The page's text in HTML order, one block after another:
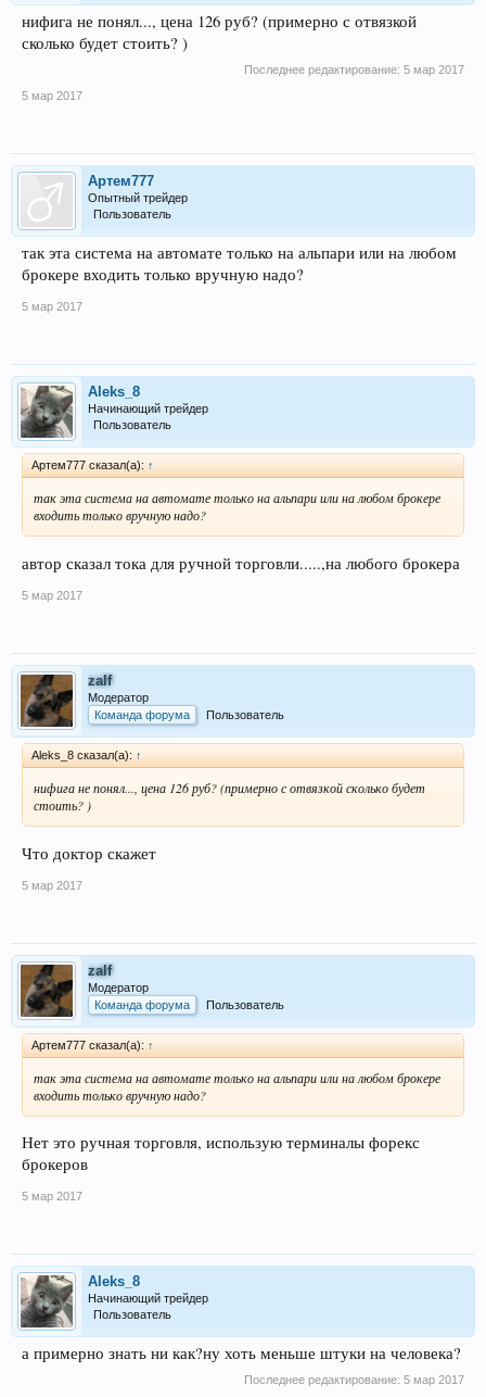
нифига не понял..., цена 126 руб? (примерно с отвязкой
сколько будет стоить? )
Последнее редактирование: 5 мар 2017
5 мар 2017
Артем777
Опытный трейдер
Пользователь
так эта система на автомате только на альпари или на любом
брокере входить только вручную надо?
5 мар 2017
Aleks_8
Начинающий трейдер
Пользователь
Артем777 сказал(а): ↑
так эта система на автомате только на альпари или на любом брокере
входить только вручную надо?
автор сказал тока для ручной торговли.....,на любого брокера
5 мар 2017
zalf
Модератор
Команда форума
Пользователь
Aleks_8 сказал(а): ↑
нифига не понял..., цена 126 руб? (примерно с отвязкой сколько будет
стоить? )
Что доктор скажет
5 мар 2017
zalf
Модератор
Команда форума
Пользователь
Артем777 сказал(а): ↑
так эта система на автомате только на альпари или на любом брокере
входить только вручную надо?
Нет это ручная торговля, использую терминалы форекс
брокеров
5 мар 2017
Aleks_8
Начинающий трейдер
Пользователь
а примерно знать ни как?ну хоть меньше штуки на человека?
Последнее редактирование: 5 мар 2017